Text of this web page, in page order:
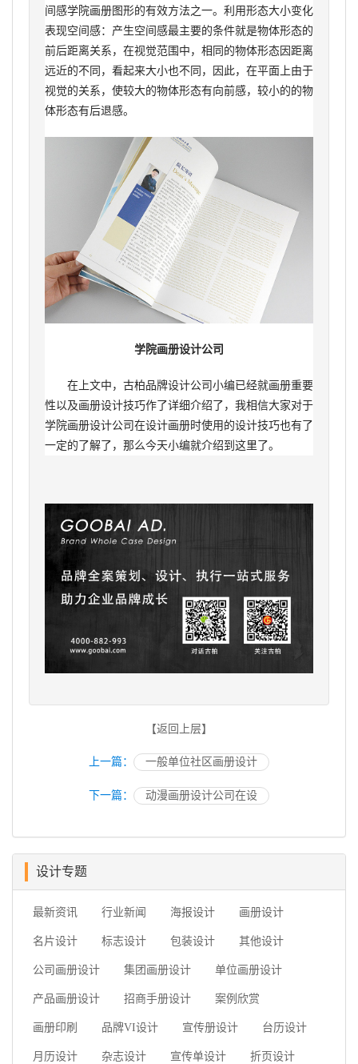
间感学院画册图形的有效方法之一。利用形态大小变化
表现空间感：产生空间感最主要的条件就是物体形态的
前后距离关系，在视觉范围中，相同的物体形态因距离
远近的不同，看起来大小也不同，因此，在平面上由于
视觉的关系，使较大的物体形态有向前感，较小的的物
体形态有后退感。
学院画册设计公司
在上文中，古柏品牌设计公司小编已经就画册重要
性以及画册设计技巧作了详细介绍了，我相信大家对于
学院画册设计公司在设计画册时使用的设计技巧也有了
一定的了解了，那么今天小编就介绍到这里了。
【返回上层】
上一篇： 一般单位社区画册设计
下一篇： 动漫画册设计公司在设
设计专题
最新资讯 行业新闻 海报设计 画册设计
名片设计 标志设计 包装设计 其他设计
公司画册设计 集团画册设计 单位画册设计
产品画册设计 招商手册设计 案例欣赏
画册印刷 品牌VI设计 宣传册设计 台历设计
月历设计 杂志设计 宣传单设计 折页设计